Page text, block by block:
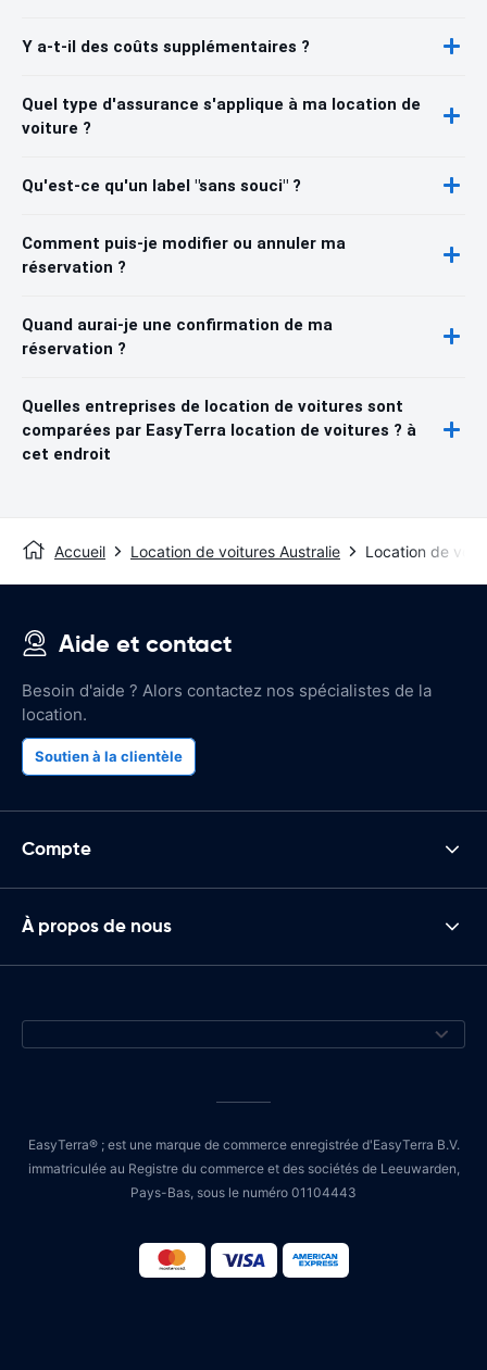
Y a-t-il des coûts supplémentaires ?
Quel type d'assurance s'applique à ma location de
voiture ?
Qu'est-ce qu'un label "sans souci" ?
Comment puis-je modifier ou annuler ma
réservation ?
Quand aurai-je une confirmation de ma
réservation ?
Quelles entreprises de location de voitures sont
comparées par EasyTerra location de voitures ? à
cet endroit
Accueil Location de voitures Australie Location de
Aide et contact
Besoin d'aide ? Alors contactez nos spécialistes de la
location.
Soutien à la clientèle
Compte
À propos de nous
EasyTerra® ; est une marque de commerce enregistrée d'EasyTerra B.V.
immatriculée au Registre du commerce et des sociétés de Leeuwarden,
Pays-Bas, sous le numéro 01104443